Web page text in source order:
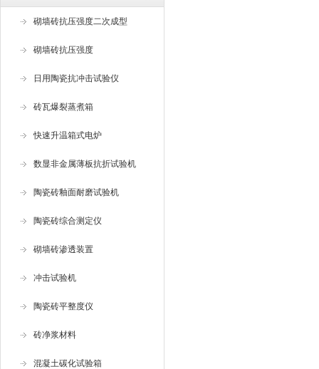
砌墙砖抗压强度二次成型
砌墙砖抗压强度
日用陶瓷抗冲击试验仪
砖瓦爆裂蒸煮箱
快速升温箱式电炉
数显非金属薄板抗折试验机
陶瓷砖釉面耐磨试验机
陶瓷砖综合测定仪
砌墙砖渗透装置
冲击试验机
陶瓷砖平整度仪
砖净浆材料
混凝土碳化试验箱